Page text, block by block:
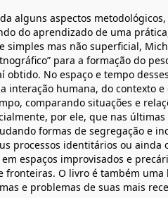
alguns aspectos
do aprendizado de uma
simples mas não superficial,
para a formação do
obtido. No espaço e tempo
interação humana, do contexto
comparando situações e
por ele, que nas
formas de segregação e
processos identitários ou ainda
espaços improvisados e
fronteiras. O livro é também
e problemas de suas mais